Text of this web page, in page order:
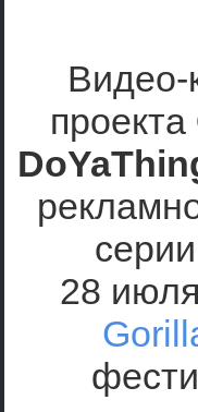
Видео-
проекта
28